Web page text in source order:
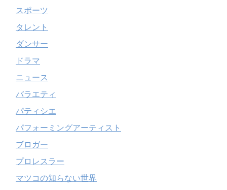
スポーツ
タレント
ダンサー
ドラマ
ニュース
バラエティ
パティシエ
パフォーミングアーティスト
ブロガー
プロレスラー
マツコの知らない世界